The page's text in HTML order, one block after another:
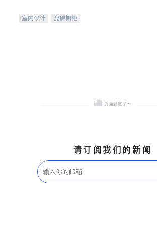
室内设计
瓷砖橱柜
请订阅我们的新闻